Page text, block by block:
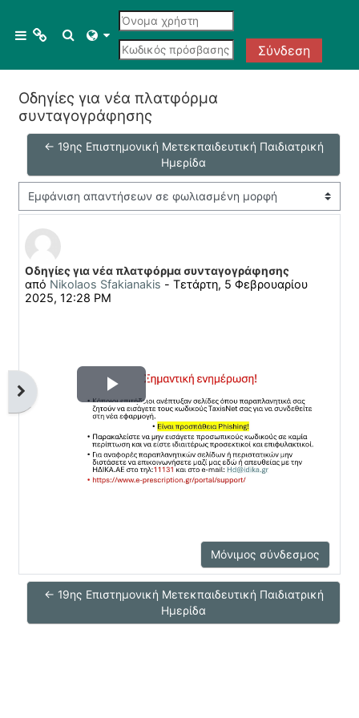
Πλευρικός πίνακας
Menu 1
Courses
All courses
Course search
Εναλλαγή εισόδου αναζήτησης
Σύνδεση
Άνοιγμα συρταριού μπλοκ
Οδηγίες για νέα πλατφόρμα
συνταγογράφησης
← 19ης Επιστημονική Μετεκπαιδευτική Παιδιατρική
Ημερίδα
Λειτουργία εμφάνισης
Οδηγίες για νέα πλατφόρμα συνταγογράφησης
από Nikolaos Sfakianakis -Τετάρτη, 5 Φεβρουαρίου
2025, 12:28 PM
Αριθμός απαντήσεων: 0
Αναπαραγωγή
βίντεο
Μόνιμος σύνδεσμος
← 19ης Επιστημονική Μετεκπαιδευτική Παιδιατρική
Ημερίδα